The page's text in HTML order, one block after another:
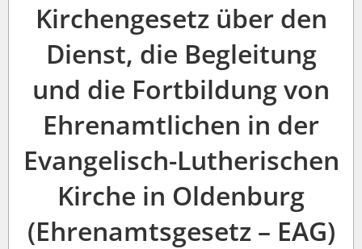
Kirchengesetz über den
Dienst, die Begleitung
und die Fortbildung von
Ehrenamtlichen in der
Evangelisch-Lutherischen
Kirche in Oldenburg
(Ehrenamtsgesetz – EAG)